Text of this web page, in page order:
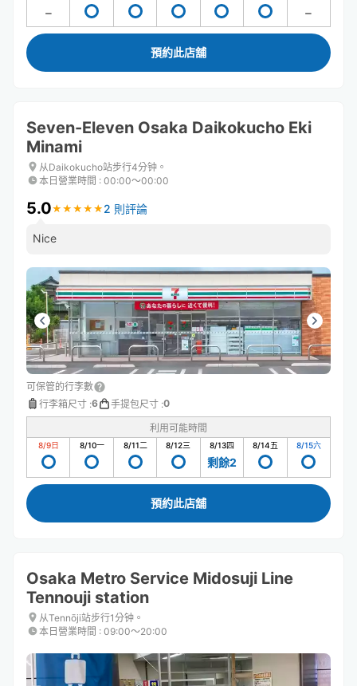
預約此店舖
Seven-Eleven Osaka Daikokucho Eki
Minami
从Daikokucho站步行4分钟。
本日營業時間 : 00:00〜00:00
5.0★ ★ ★ ★ ★
★ ★ ★ ★ ★ 2 則評論
Nice
可保管的行李數
行李箱尺寸 :6 手提包尺寸 :0
利用可能時間
8/9日 8/10一 8/11二 8/12三 8/13四
剩餘2
8/14五 8/15六
預約此店舖
Osaka Metro Service Midosuji Line
Tennouji station
从Tennōji站步行1分钟。
本日營業時間 : 09:00〜20:00